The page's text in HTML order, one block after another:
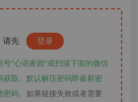
请先 登录
“心语家园“或扫描下面的微信
取。默认解压密码即最新密
码。 如果链接失效或者需要